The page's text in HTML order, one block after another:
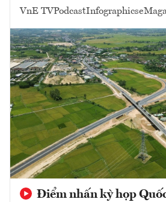
VnE TVPodcastInfographics
Điểm nhấn kỳ họp